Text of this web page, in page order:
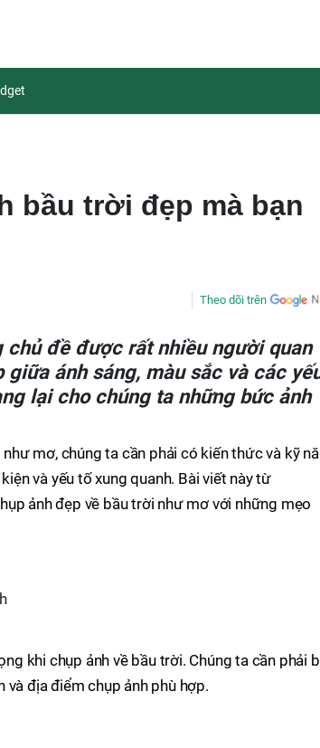
bầu trời đẹp mà bạn
Theo dõi trên
chủ đề được rất nhiều người quan
ánh sáng, màu sắc và các
lại cho chúng ta những bức ảnh
mơ, chúng ta cần phải có kiến thức và kỹ
và yếu tố xung quanh. Bài viết này từ
ảnh đẹp về bầu trời như mơ với những mẹo
khi chụp ảnh về bầu trời. Chúng ta cần phải
địa điểm chụp ảnh phù hợp.